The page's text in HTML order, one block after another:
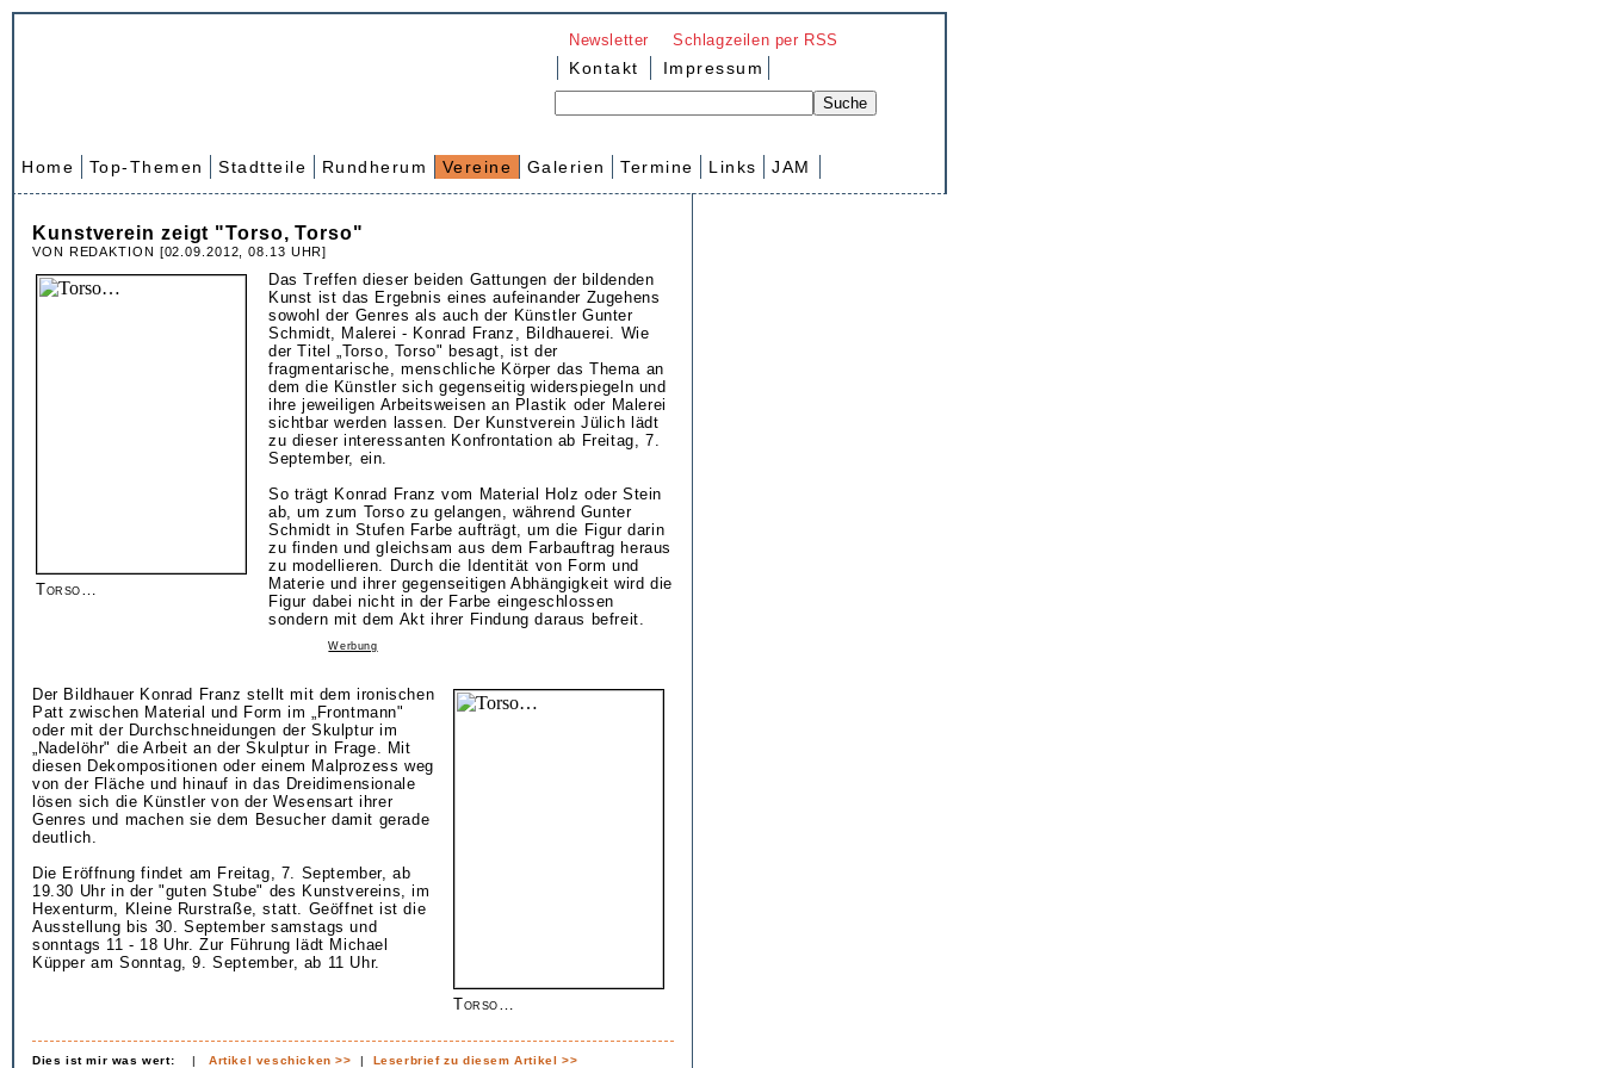
Newsletter Schlagzeilen per RSS
Kontakt Impressum
Home Top-Themen Stadtteile Rundherum Vereine Galerien Termine Links JAM
Kunstverein zeigt "Torso, Torso"
VON REDAKTION [02.09.2012, 08.13 UHR]
Torso…
Das Treffen dieser beiden Gattungen der bildenden
Kunst ist das Ergebnis eines aufeinander Zugehens
sowohl der Genres als auch der Künstler Gunter
Schmidt, Malerei - Konrad Franz, Bildhauerei. Wie
der Titel „Torso, Torso" besagt, ist der
fragmentarische, menschliche Körper das Thema an
dem die Künstler sich gegenseitig widerspiegeln und
ihre jeweiligen Arbeitsweisen an Plastik oder Malerei
sichtbar werden lassen. Der Kunstverein Jülich lädt
zu dieser interessanten Konfrontation ab Freitag, 7.
September, ein.
So trägt Konrad Franz vom Material Holz oder Stein
ab, um zum Torso zu gelangen, während Gunter
Schmidt in Stufen Farbe aufträgt, um die Figur darin
zu finden und gleichsam aus dem Farbauftrag heraus
zu modellieren. Durch die Identität von Form und
Materie und ihrer gegenseitigen Abhängigkeit wird die
Figur dabei nicht in der Farbe eingeschlossen
sondern mit dem Akt ihrer Findung daraus befreit.
Werbung
Torso…
Der Bildhauer Konrad Franz stellt mit dem ironischen
Patt zwischen Material und Form im „Frontmann"
oder mit der Durchschneidungen der Skulptur im
„Nadelöhr" die Arbeit an der Skulptur in Frage. Mit
diesen Dekompositionen oder einem Malprozess weg
von der Fläche und hinauf in das Dreidimensionale
lösen sich die Künstler von der Wesensart ihrer
Genres und machen sie dem Besucher damit gerade
deutlich.
Die Eröffnung findet am Freitag, 7. September, ab
19.30 Uhr in der "guten Stube" des Kunstvereins, im
Hexenturm, Kleine Rurstraße, statt. Geöffnet ist die
Ausstellung bis 30. September samstags und
sonntags 11 - 18 Uhr. Zur Führung lädt Michael
Küpper am Sonntag, 9. September, ab 11 Uhr.
Dies ist mir was wert: |Artikel veschicken >> | Leserbrief zu diesem Artikel >>